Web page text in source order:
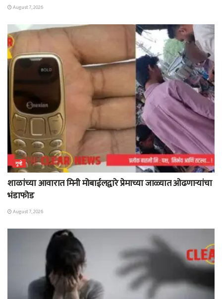
August 7, 2026
गुन्हे
शाळांच्या आवारात मिनी मोबाईलद्वारे प्रेमाच्या जाळ्यात ओढणाऱ्यांचा
भंडाफोड
August 7, 2026